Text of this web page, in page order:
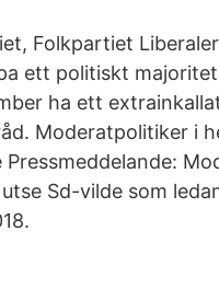
Folkpartiet
ett politiskt
ha ett
Moderatpolitiker i
Sd-vilde som